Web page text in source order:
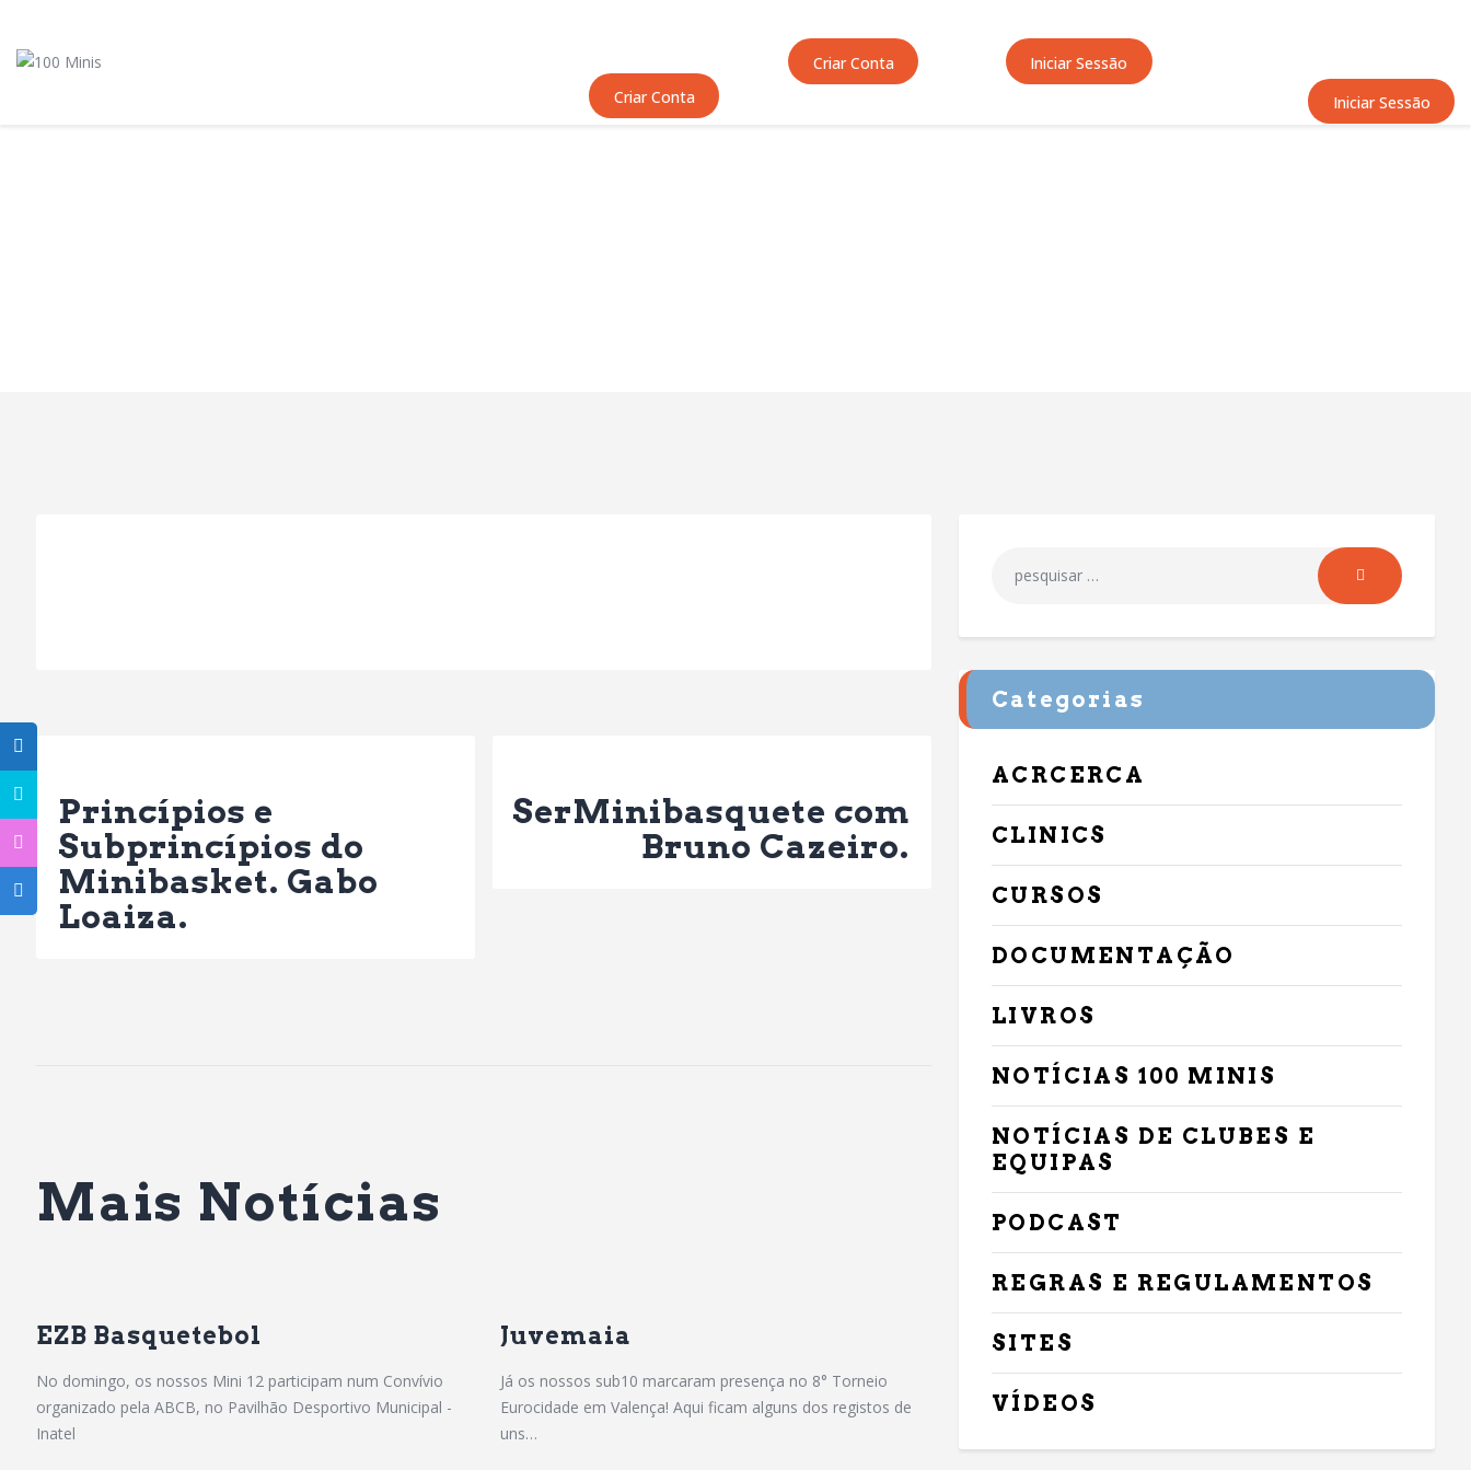
Criar Conta
Iniciar Sessão
Criar Conta
Iniciar Sessão
Equipas
Princípios e
Subprincípios do
Minibasket. Gabo
Loaiza.
SerMinibasquete com
Bruno Cazeiro.
Mais Notícias
EZB Basquetebol
No domingo, os nossos Mini 12 participam num Convívio
organizado pela ABCB, no Pavilhão Desportivo Municipal -
Inatel
Juvemaia
Já os nossos sub10 marcaram presença no 8° Torneio
Eurocidade em Valença! Aqui ficam alguns dos registos de
uns…
Categorias
ACRCERCA
CLINICS
CURSOS
DOCUMENTAÇÃO
LIVROS
NOTÍCIAS 100 MINIS
NOTÍCIAS DE CLUBES E
EQUIPAS
PODCAST
REGRAS E REGULAMENTOS
SITES
VÍDEOS